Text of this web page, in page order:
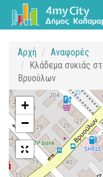
Αρχή
Αναφορές
Κλάδεμα συκιάς
Βρυούλων
+
−